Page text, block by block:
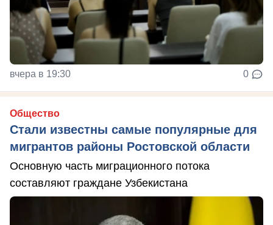
вчера в 19:30 0
Общество
Стали известны самые популярные для
мигрантов районы Ростовской области
Основную часть миграционного потока
составляют граждане Узбекистана